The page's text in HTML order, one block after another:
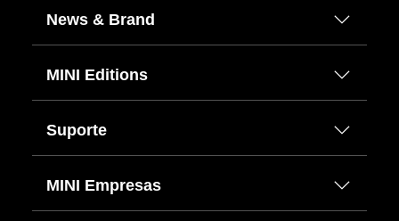
News & Brand
MINI Editions
Suporte
MINI Empresas